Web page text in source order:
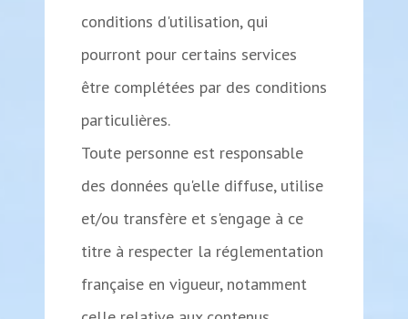
conditions d'utilisation, qui
pourront pour certains services
être complétées par des conditions
particulières.
Toute personne est responsable
des données qu'elle diffuse, utilise
et/ou transfère et s'engage à ce
titre à respecter la réglementation
française en vigueur, notamment